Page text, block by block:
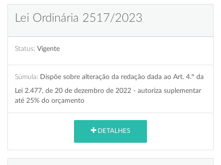
Lei Ordinária 2517/2023
Status: Vigente
Súmula: Dispõe sobre alteração da redação dada ao Art. 4.º da
Lei 2.477, de 20 de dezembro de 2022 - autoriza suplementar
até 25% do orçamento
DETALHES